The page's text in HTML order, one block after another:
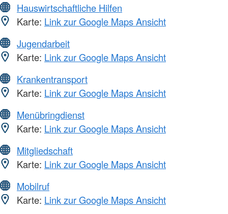
Hauswirtschaftliche Hilfen
Karte: Link zur Google Maps Ansicht
Jugendarbeit
Karte: Link zur Google Maps Ansicht
Krankentransport
Karte: Link zur Google Maps Ansicht
Menübringdienst
Karte: Link zur Google Maps Ansicht
Mitgliedschaft
Karte: Link zur Google Maps Ansicht
Mobilruf
Karte: Link zur Google Maps Ansicht